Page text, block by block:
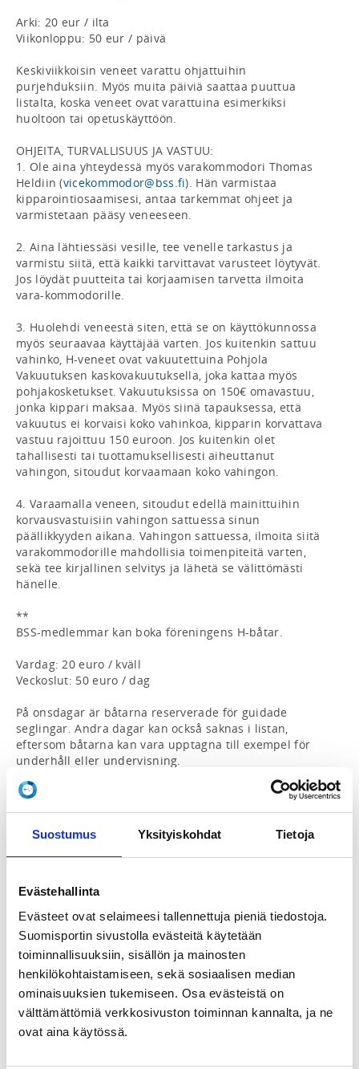
Suostumus Yksityiskohdat Tietoja
Evästehallinta
Evästeet ovat selaimeesi tallennettuja pieniä tiedostoja.
Suomisportin sivustolla evästeitä käytetään
toiminnallisuuksiin, sisällön ja mainosten
henkilökohtaistamiseen, sekä sosiaalisen median
ominaisuuksien tukemiseen. Osa evästeistä on
välttämättömiä verkkosivuston toiminnan kannalta, ja ne
ovat aina käytössä.
Arki: 20 eur / ilta
Viikonloppu: 50 eur / päivä
Keskiviikkoisin veneet varattu ohjattuihin
purjehduksiin. Myös muita päiviä saattaa puuttua
listalta, koska veneet ovat varattuina esimerkiksi
huoltoon tai opetuskäyttöön.
OHJEITA, TURVALLISUUS JA VASTUU:
1. Ole aina yhteydessä myös varakommodori Thomas
Heldiin (vicekommodor@bss.fi). Hän varmistaa
kipparointiosaamisesi, antaa tarkemmat ohjeet ja
varmistetaan pääsy veneeseen.
2. Aina lähtiessäsi vesille, tee venelle tarkastus ja
varmistu siitä, että kaikki tarvittavat varusteet löytyvät.
Jos löydät puutteita tai korjaamisen tarvetta ilmoita
vara-kommodorille.
3. Huolehdi veneestä siten, että se on käyttökunnossa
myös seuraavaa käyttäjää varten. Jos kuitenkin sattuu
vahinko, H-veneet ovat vakuutettuina Pohjola
Vakuutuksen kaskovakuutuksella, joka kattaa myös
pohjakosketukset. Vakuutuksissa on 150€ omavastuu,
jonka kippari maksaa. Myös siinä tapauksessa, että
vakuutus ei korvaisi koko vahinkoa, kipparin korvattava
vastuu rajoittuu 150 euroon. Jos kuitenkin olet
tahallisesti tai tuottamuksellisesti aiheuttanut
vahingon, sitoudut korvaamaan koko vahingon.
4. Varaamalla veneen, sitoudut edellä mainittuihin
korvausvastuisiin vahingon sattuessa sinun
päällikkyyden aikana. Vahingon sattuessa, ilmoita siitä
varakommodorille mahdollisia toimenpiteitä varten,
sekä tee kirjallinen selvitys ja lähetä se välittömästi
hänelle.
**
BSS-medlemmar kan boka föreningens H-båtar.
Vardag: 20 euro / kväll
Veckoslut: 50 euro / dag
På onsdagar är båtarna reserverade för guidade
seglingar. Andra dagar kan också saknas i listan,
eftersom båtarna kan vara upptagna till exempel för
underhåll eller undervisning.
ANVISNINGAR, SÄKERHET OCH ANSVAR:
vicekommodor@bss.fi). Han kontrollerar dina
seglingskunskaper, ger dig mer detaljerade
båten.
2. När du ger dig ut på vattnet, kontrollera båten och
se till att du har all utrustning du behöver. Om du
hittar några brister eller behov av reparationer,
vänligen informera vice kommodoren.
3. Ta hand om båten så att den är i bra skick för nästa
seglare. I händelse av skada är H-båtarna försäkrade
med Pohjola Vakuutus kaskoförsäkring, som också
betalas av skepparen. Även om försäkringen inte